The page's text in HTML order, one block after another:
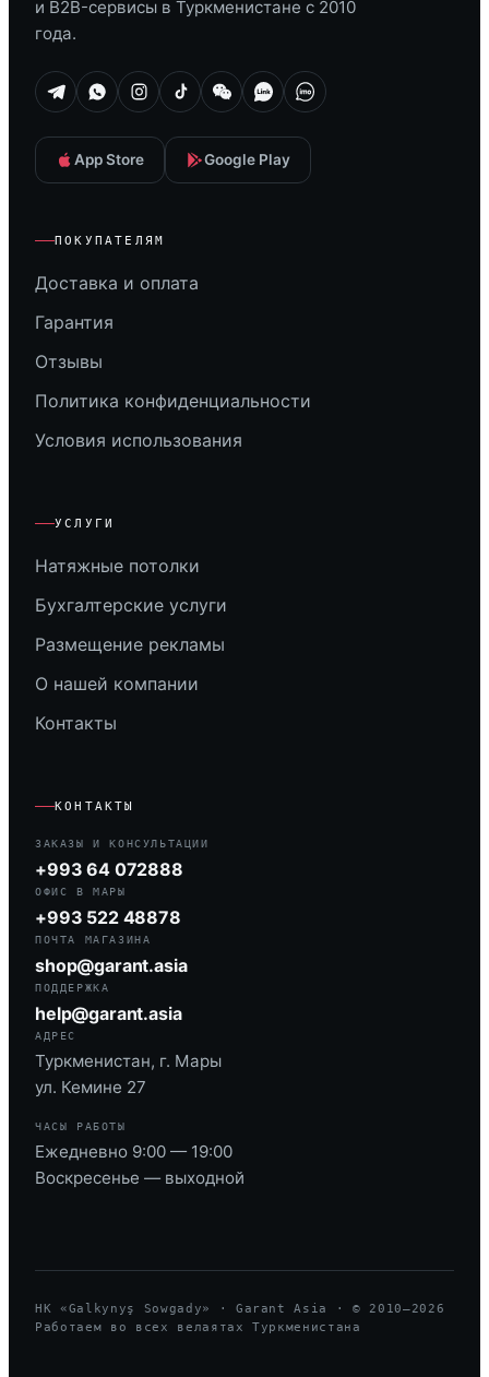
и B2B-сервисы в Туркменистане с 2010
года.
App Store Google Play
ПОКУПАТЕЛЯМ
Доставка и оплата
Гарантия
Отзывы
Политика конфиденциальности
Условия использования
УСЛУГИ
Натяжные потолки
Бухгалтерские услуги
Размещение рекламы
О нашей компании
Контакты
КОНТАКТЫ
ЗАКАЗЫ И КОНСУЛЬТАЦИИ
+993 64 072888
ОФИС В МАРЫ
+993 522 48878
ПОЧТА МАГАЗИНА
shop@garant.asia
ПОДДЕРЖКА
help@garant.asia
АДРЕС
Туркменистан, г. Мары
ул. Кемине 27
ЧАСЫ РАБОТЫ
Ежедневно 9:00 — 19:00
Воскресенье — выходной
HK «Galkynyş Sowgady» · Garant Asia · © 2010—2026
Работаем во всех велаятах Туркменистана